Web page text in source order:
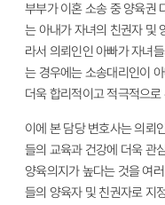
부부가 이혼 소송 중 양육권
는 아내가 자녀의 친권자 및
라서 의뢰인인 아빠가 자녀
는 경우에는 소송대리인이
더욱 합리적이고 적극적으
이에 본 담당 변호사는 의뢰
들의 교육과 건강에 더욱 관
양육의지가 높다는 것을 여
들의 양육자 및 친권자로 지